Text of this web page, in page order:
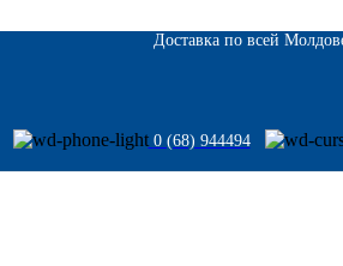
Доставка по всей
0 (68) 944494